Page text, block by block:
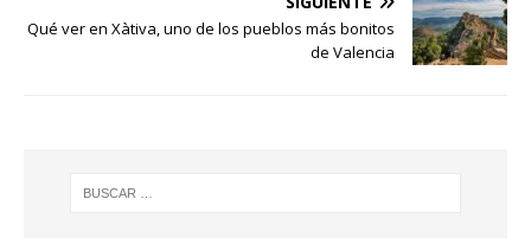
Qué ver en Xàtiva, uno de los pueblos más bonitos
de Valencia